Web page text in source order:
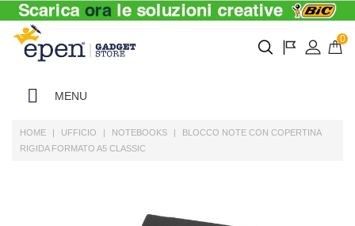
0
MENU
HOME UFFICIO NOTEBOOKS
BLOCCO NOTE CON COPERTINA
RIGIDA FORMATO A5 CLASSIC